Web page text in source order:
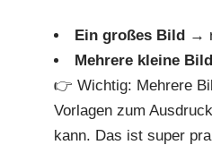
Ein großes Bild →
Mehrere kleine
👉 Wichtig: Mehrere
Vorlagen zum
kann. Das ist super